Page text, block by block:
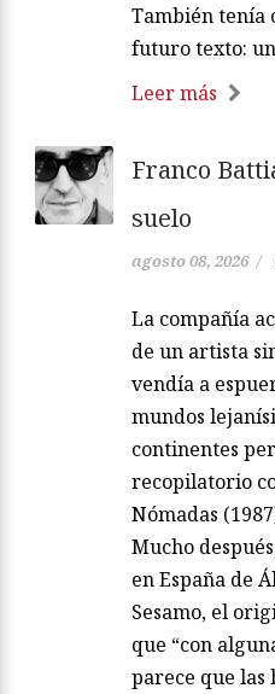
También tenía
futuro texto:
Leer más
Franco
suelo
agosto 08, 2026 /
La compañía
de un artista
vendía a
mundos
continentes
recopilatorio
Nómadas
Mucho
en España de
Sesamo, el
que “con
parece que las